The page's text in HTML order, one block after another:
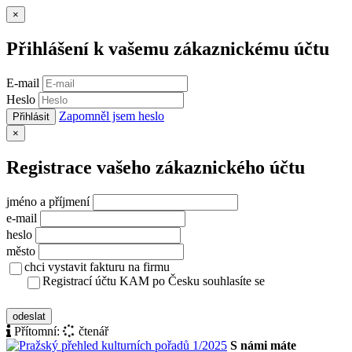
×
Přihlášení k vašemu zákaznickému účtu
E-mail
Heslo
Přihlásit Zapomněl jsem heslo
×
Registrace vašeho zákaznického účtu
jméno a příjmení
e-mail
heslo
město
chci vystavit fakturu na firmu
Registrací účtu KAM po Česku souhlasíte se
odeslat
Přítomní:
čtenář
S námi máte